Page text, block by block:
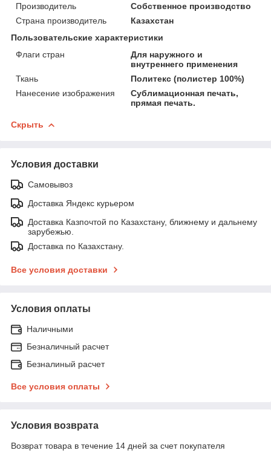
Производитель
Собственное производство
Страна производитель
Казахстан
Пользовательские характеристики
Флаги стран
Для наружного и
внутреннего применения
Ткань
Политекс (полистер 100%)
Нанесение изображения
Сублимационная печать,
прямая печать.
Скрыть
Условия доставки
Самовывоз
Доставка Яндекс курьером
Доставка Казпочтой по Казахстану, ближнему и дальнему
зарубежью.
Доставка по Казахстану.
Все условия доставки
Условия оплаты
Наличными
Безналичный расчет
Безналиный расчет
Все условия оплаты
Условия возврата
Возврат товара в течение 14 дней за счет покупателя